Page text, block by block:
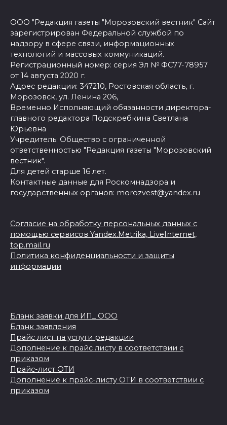
ООО "Редакция газеты "Морозовский вестник" Сайт
зарегистрирован Федеральной службой по
надзору в сфере связи, информационных
технологий и массовых коммуникаций.
Регистрационный номер: серия Эл № ФС77-78957
от 14 августа 2020 г.
Адрес редакции: 347210, Ростовская область, г.
Морозовск, ул. Ленина 206,
Временно Исполняющий обязанности директора-
главного редактора Подскребкина Светлана
Юрьевна
Учредитель: Общество с ограниченной
ответственностью "Редакция газеты "Морозовский
вестник".
Для детей старше 16 лет.
Контактные данные для Роскомнадзора и
государственных органов: morozvest@yandex.ru
Согласие на обработку персональных данных с
помощью сервисов Yandex.Metrika, LiveInternet,
top.mail.ru
Политика конфиденциальности и защиты
информации
Бланк заявки для ИП_ ООО
Бланк заявления
Прайс лист на услуги редакции
Дополнение к прайс листу в соответствии с
приказом
Прайс-лист ОТИ
Дополнение к прайс-листу ОТИ в соответствии с
приказом